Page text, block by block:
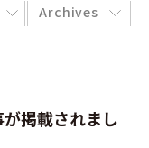
Archives
掲載されまし